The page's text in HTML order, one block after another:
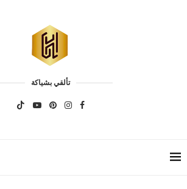
تألقي بشياكة